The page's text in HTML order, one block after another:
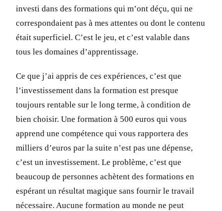
investi dans des formations qui m’ont déçu, qui ne
correspondaient pas à mes attentes ou dont le contenu
était superficiel. C’est le jeu, et c’est valable dans
tous les domaines d’apprentissage.
Ce que j’ai appris de ces expériences, c’est que
l’investissement dans la formation est presque
toujours rentable sur le long terme, à condition de
bien choisir. Une formation à 500 euros qui vous
apprend une compétence qui vous rapportera des
milliers d’euros par la suite n’est pas une dépense,
c’est un investissement. Le problème, c’est que
beaucoup de personnes achètent des formations en
espérant un résultat magique sans fournir le travail
nécessaire. Aucune formation au monde ne peut